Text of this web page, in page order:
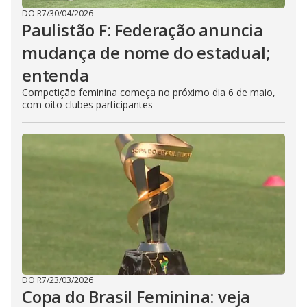
DO R7/30/04/2026
Paulistão F: Federação anuncia
mudança de nome do estadual;
entenda
Competição feminina começa no próximo dia 6 de maio,
com oito clubes participantes
DO R7/23/03/2026
Copa do Brasil Feminina: veja